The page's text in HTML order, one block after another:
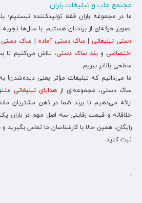
مجتمع چاپ و تبلیغات باران
ما در مجموعه باران فقط تولیدکننده
تصویر حرفه‌ای از برندتان هستیم. با سال‌ها تجربه
دستی تبلیغاتی |ساک دستی آماده ساک دستی
اختصاصی وبند ساک دستی، تلاش می‌کنیم تا
سطحی بالاتر ببریم.
ما می‌دانیم که تبلیغات مؤثر یعنی دیده‌شدن!
ساک دستی، مجموعه‌ای از هدایای تبلیغاتی
ارائه می‌دهیم تا برند شما در ذهن مشتریان
خلاقانه و قیمت رقابتی سه اصل مهم در باران
رایگان، همین حالا با کارشناسان ما تماس بگیرید
ثبت کنید.